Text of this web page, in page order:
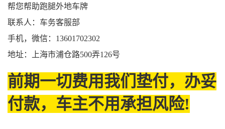
帮您帮助跑腿外地车牌
联系人：车务客服部
手机，微信：13601702302
地址：上海市浦仓路500弄126号
前期一切费用我们垫付，办妥
付款，车主不用承担风险!